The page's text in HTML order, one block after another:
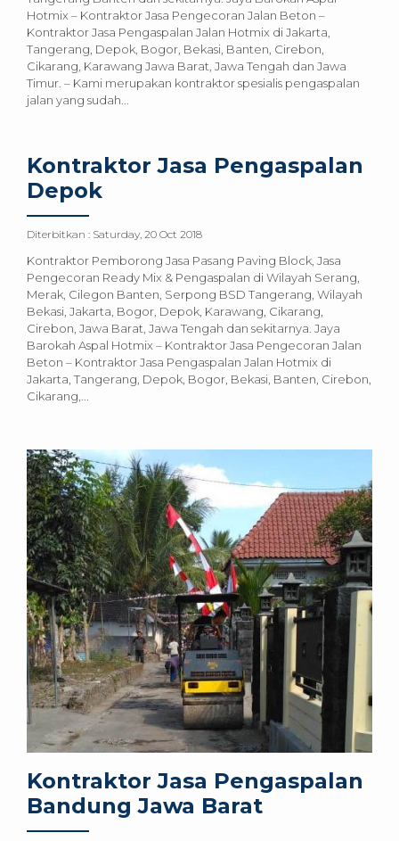
Hotmix – Kontraktor Jasa Pengecoran Jalan Beton –
Kontraktor Jasa Pengaspalan Jalan Hotmix di Jakarta,
Tangerang, Depok, Bogor, Bekasi, Banten, Cirebon,
Cikarang, Karawang Jawa Barat, Jawa Tengah dan Jawa
Timur. – Kami merupakan kontraktor spesialis pengaspalan
jalan yang sudah...
Kontraktor Jasa Pengaspalan
Depok
Diterbitkan : Saturday, 20 Oct 2018
Kontraktor Pemborong Jasa Pasang Paving Block, Jasa
Pengecoran Ready Mix & Pengaspalan di Wilayah Serang,
Merak, Cilegon Banten, Serpong BSD Tangerang, Wilayah
Bekasi, Jakarta, Bogor, Depok, Karawang, Cikarang,
Cirebon, Jawa Barat, Jawa Tengah dan sekitarnya. Jaya
Barokah Aspal Hotmix – Kontraktor Jasa Pengecoran Jalan
Beton – Kontraktor Jasa Pengaspalan Jalan Hotmix di
Jakarta, Tangerang, Depok, Bogor, Bekasi, Banten, Cirebon,
Cikarang,...
Kontraktor Jasa Pengaspalan
Bandung Jawa Barat